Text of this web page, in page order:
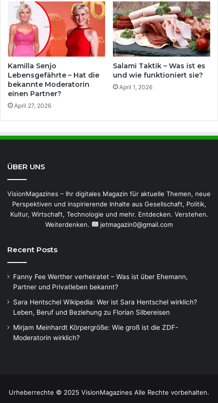
Kamilla Senjo
Lebensgefährte – Hat die
bekannte Moderatorin
einen Partner?
April 27, 2026
Salami Taktik – Was ist es
und wie funktioniert sie?
April 1, 2026
ÜBER UNS
VisionMagazines – Ihr digitales Magazin für aktuelle Themen, neue
Perspektiven und inspirierende Inhalte aus Gesellschaft, Politik,
Kultur, Wirtschaft, Technologie und mehr. Entdecken. Verstehen.
Weiterdenken.
jetmagazin0@gmail.com
Recent Posts
Fanny Fee Werther verheiratet – Was ist über Ehemann,
Partner und Privatleben bekannt?
Sara Hentschel Wikipedia: Wer ist Sara Hentschel wirklich?
Leben, Beruf und Beziehung zu Florian Silbereisen
Mirjam Meinhardt Körpergröße: Wie groß ist die ZDF-
Moderatorin wirklich?
Urheberrechte © 2025 VisionMagazines Alle Rechte vorbehalten.